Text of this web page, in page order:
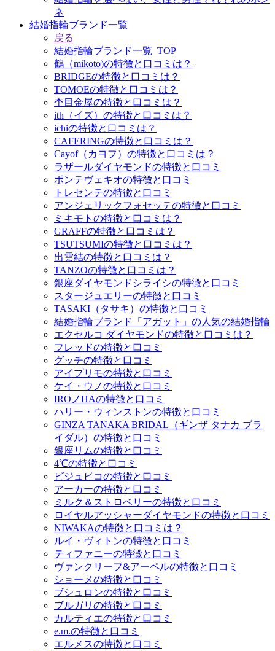
ネ
結婚指輪ブランド一覧
戻る
結婚指輪ブランド一覧_TOP
鶴（mikoto)の特徴と口コミは？
BRIDGEの特徴と口コミは？
TOMOEの特徴と口コミは？
杢目金屋の特徴と口コミは？
ith（イズ）の特徴と口コミは？
ichiの特徴と口コミは？
CAFERINGの特徴と口コミは？
Cayof（カヨフ）の特徴と口コミは？
ラザールダイヤモンドの特徴と口コミ
ポンテヴェキオの特徴と口コミ
トレセンテの特徴と口コミ
アンジェリックフォセッテの特徴と口コミ
ミキモトの特徴と口コミは？
GRAFFの特徴と口コミは？
TSUTSUMIの特徴と口コミは？
出雲結の特徴と口コミは？
TANZOの特徴と口コミは？
銀座ダイヤモンドシライシの特徴と口コミ
スタージュエリーの特徴と口コミ
TASAKI（タサキ）の特徴と口コミ
結婚指輪ブランド「アガット」の人気の結婚指輪
エクセルコ ダイヤモンドの特徴と口コミは？
フレッドの特徴と口コミ
グッチの特徴と口コミ
アイプリモの特徴と口コミ
ケイ・ウノの特徴と口コミ
IROノHAの特徴と口コミ
ハリー・ウィンストンの特徴と口コミ
GINZA TANAKA BRIDAL（ギンザ タナカ ブラ
イダル）の特徴と口コミ
銀座リムの特徴と口コミ
4℃の特徴と口コミ
ビジュピコの特徴と口コミ
アーカーの特徴と口コミ
ミルク＆ストロベリーの特徴と口コミ
ロイヤルアッシャーダイヤモンドの特徴と口コミ
NIWAKAの特徴と口コミは？
ルイ・ヴィトンの特徴と口コミ
ティファニーの特徴と口コミ
ヴァンクリーフ&アーペルの特徴と口コミ
ショーメの特徴と口コミ
ブシュロンの特徴と口コミ
ブルガリの特徴と口コミ
カルティエの特徴と口コミ
e.m.の特徴と口コミ
エルメスの特徴と口コミ